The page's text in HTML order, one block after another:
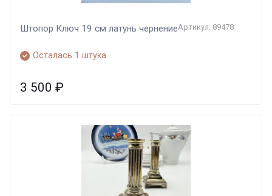
Штопор Ключ 19 см латунь чернениеАртикул: 89478
Осталась 1 штука
3 500 ₽